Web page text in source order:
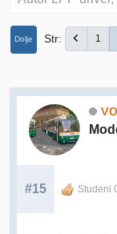
Dolje Str 1
#15 Studeni